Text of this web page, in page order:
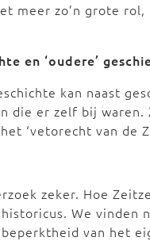
meer zo’n grote rol,
en ‘oudere’
kan naast
die er zelf bij
‘vetorecht van de
zeker. Hoe
We vinden
van het